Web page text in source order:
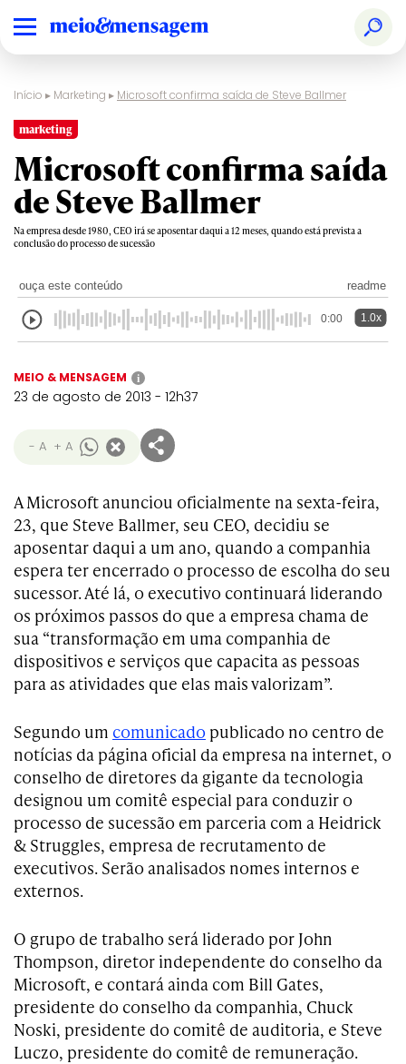
Início ▸ Marketing ▸ Microsoft confirma saída de Steve Ballmer
marketing
Microsoft confirma saída
de Steve Ballmer
Na empresa desde 1980, CEO irá se aposentar daqui a 12 meses, quando está prevista a
conclusão do processo de sucessão
ouça este conteúdo readme
0:00 1.0x
MEIO & MENSAGEM i
23 de agosto de 2013 - 12h37
- A + A
A Microsoft anunciou oficialmente na sexta-feira,
23, que Steve Ballmer, seu CEO, decidiu se
aposentar daqui a um ano, quando a companhia
espera ter encerrado o processo de escolha do seu
sucessor. Até lá, o executivo continuará liderando
os próximos passos do que a empresa chama de
sua “transformação em uma companhia de
dispositivos e serviços que capacita as pessoas
para as atividades que elas mais valorizam”.
Segundo um comunicado publicado no centro de
notícias da página oficial da empresa na internet, o
conselho de diretores da gigante da tecnologia
designou um comitê especial para conduzir o
processo de sucessão em parceria com a Heidrick
& Struggles, empresa de recrutamento de
executivos. Serão analisados nomes internos e
externos.
O grupo de trabalho será liderado por John
Thompson, diretor independente do conselho da
Microsoft, e contará ainda com Bill Gates,
presidente do conselho da companhia, Chuck
Noski, presidente do comitê de auditoria, e Steve
Luczo, presidente do comitê de remuneração.